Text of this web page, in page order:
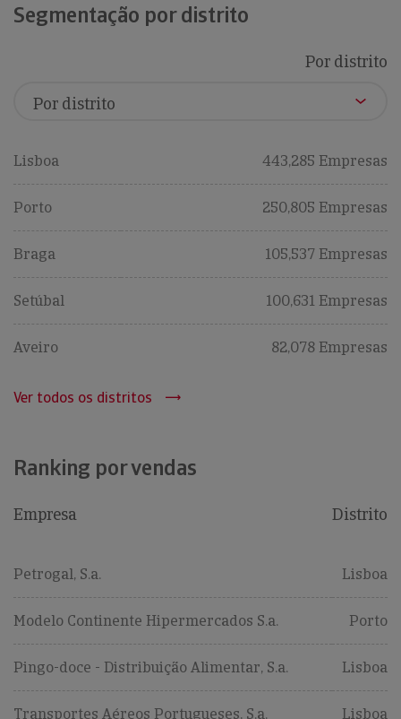
Segmentação por distrito
Por distrito
Lisboa 443,285 Empresas
Porto 250,805 Empresas
Braga 105,537 Empresas
Setúbal 100,631 Empresas
Aveiro 82,078 Empresas
Ver todos os distritos
Ranking por vendas
Empresa Distrito
Petrogal, S.a. Lisboa
Modelo Continente Hipermercados S.a. Porto
Pingo-doce - Distribuição Alimentar, S.a. Lisboa
Transportes Aéreos Portugueses, S.a. Lisboa